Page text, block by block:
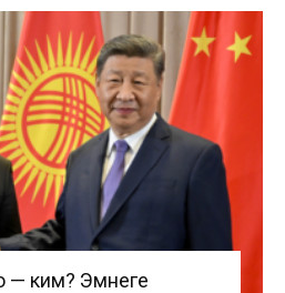
— ким? Эмнеге